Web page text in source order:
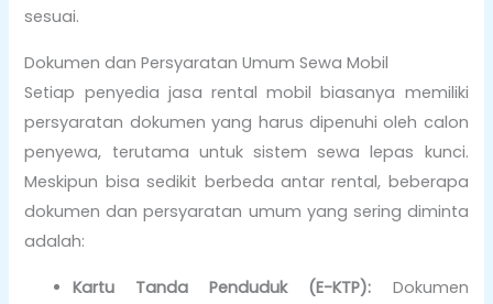
sesuai.
Dokumen dan Persyaratan Umum Sewa Mobil
Setiap penyedia jasa rental mobil biasanya memiliki
persyaratan dokumen yang harus dipenuhi oleh calon
penyewa, terutama untuk sistem sewa lepas kunci.
Meskipun bisa sedikit berbeda antar rental, beberapa
dokumen dan persyaratan umum yang sering diminta
adalah:
Kartu Tanda Penduduk (E-KTP): Dokumen